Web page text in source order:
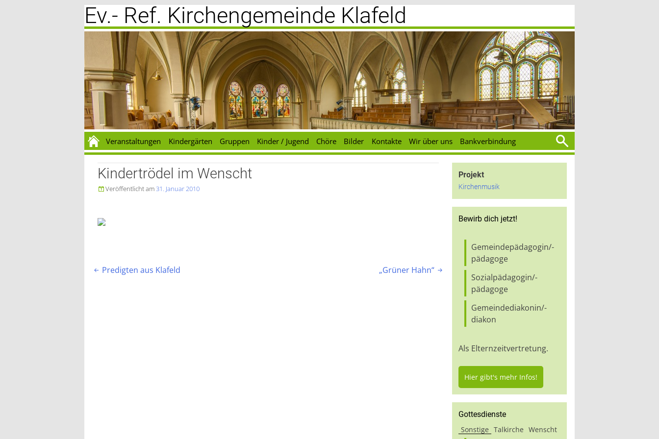
Zum
Inhalt
springen
Ev.- Ref. Kirchengemeinde Klafeld
Veranstaltungen Kindergärten Gruppen Kinder / Jugend Chöre Bilder Kontakte Wir über uns Bankverbindung
nach:
Projekt
Kirchenmusik
Kindertrödel im Wenscht
Veröffentlicht am31. Januar 2010
Beitragsnavigation
 Predigten aus Klafeld „Grüner Hahn“ 
Bewirb dich jetzt!
Gemeindepädagogin/-
pädagoge
Sozialpädagogin/-
pädagoge
Gemeindediakonin/-
diakon
Als Elternzeitvertretung.
Hier gibt's mehr Infos!
Gottesdienste
Sonstige Talkirche Wenscht